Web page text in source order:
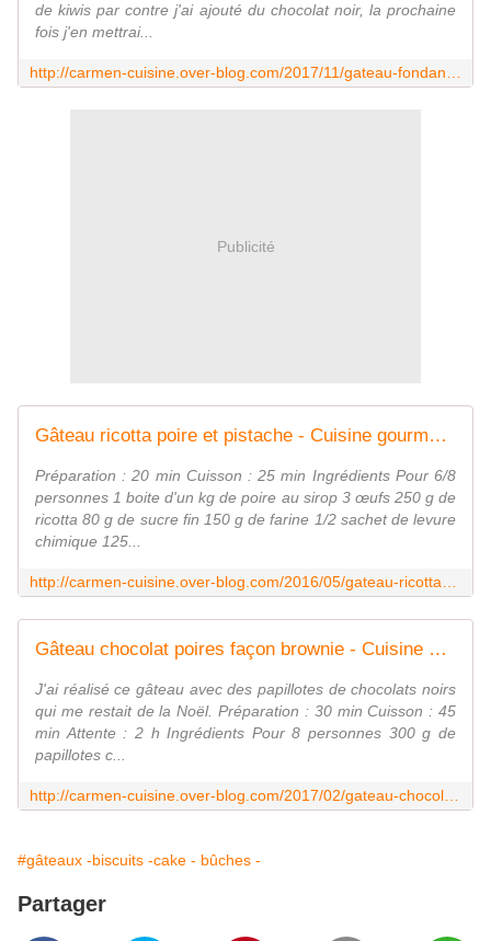
de kiwis par contre j'ai ajouté du chocolat noir, la prochaine
fois j'en mettrai...
Publicité
Gâteau ricotta poire et pistache - Cuisine gourmande de Carmencita
Préparation : 20 min Cuisson : 25 min Ingrédients Pour 6/8
personnes 1 boite d'un kg de poire au sirop 3 œufs 250 g de
ricotta 80 g de sucre fin 150 g de farine 1/2 sachet de levure
chimique 125...
Gâteau chocolat poires façon brownie - Cuisine gourmande de Carmencita
J'ai réalisé ce gâteau avec des papillotes de chocolats noirs
qui me restait de la Noël. Préparation : 30 min Cuisson : 45
min Attente : 2 h Ingrédients Pour 8 personnes 300 g de
papillotes c...
#gâteaux -biscuits -cake - bûches -
Partager